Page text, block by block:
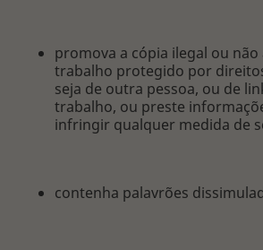
promova a cópia ilegal ou
trabalho protegido por
seja de outra pessoa, ou de
trabalho, ou preste
infringir qualquer medida de
contenha palavrões